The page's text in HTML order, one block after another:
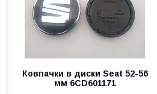
Ковпачки в диски Seat 52-56
мм 6CD601171